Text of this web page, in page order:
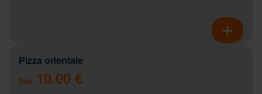
Pizza orientale
Dès 10.00 €